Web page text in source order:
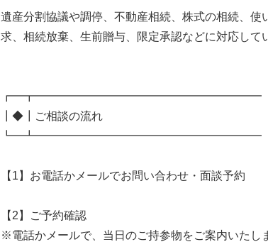
遺産分割協議や調停、不動産相続、株式の相続、使
求、相続放棄、生前贈与、限定承認などに対応して
┏━┳━━━━━━━━━━━━━━━━━━━━
┃◆┃ご相談の流れ
┗━┻━━━━━━━━━━━━━━━━━━━━
【1】お電話かメールでお問い合わせ・面談予約
【2】ご予約確認
※電話かメールで、当日のご持参物をご案内いたし